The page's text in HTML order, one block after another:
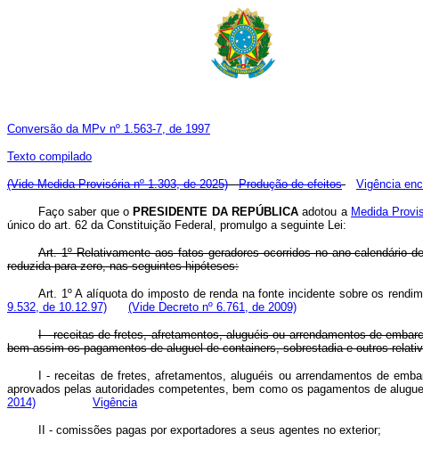
Conversão da MPv nº 1.563-7, de 1997
Texto compilado
(Vide Medida Provisória nº 1.303, de 2025) Produção de efeitos Vigência
Faço saber que o PRESIDENTE DA REPÚBLICA adotou a Medida
único do art. 62 da Constituição Federal, promulgo a seguinte Lei:
Art. 1º Relativamente aos fatos geradores ocorridos no ano-calendário
reduzida para zero, nas seguintes hipóteses:
Art. 1º A alíquota do imposto de renda na fonte incidente sobre os
9.532, de 10.12.97)
(Vide Decreto nº 6.761, de 2009)
I - receitas de fretes, afretamentos, aluguéis ou arrendamentos de
bem assim os pagamentos de aluguel de containers, sobrestadia e outros
I - receitas de fretes, afretamentos, aluguéis ou arrendamentos de
aprovados pelas autoridades competentes, bem como os pagamentos
2014)
Vigência
II - comissões pagas por exportadores a seus agentes no exterior;